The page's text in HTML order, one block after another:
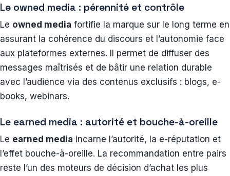
Le owned media : pérennité et contrôle
Le owned media fortifie la marque sur le long terme en
assurant la cohérence du discours et l’autonomie face
aux plateformes externes. Il permet de diffuser des
messages maîtrisés et de bâtir une relation durable
avec l’audience via des contenus exclusifs : blogs, e-
books, webinars.
Le earned media : autorité et bouche-à-oreille
Le earned media incarne l’autorité, la e-réputation et
l’effet bouche-à-oreille. La recommandation entre pairs
reste l’un des moteurs de décision d’achat les plus